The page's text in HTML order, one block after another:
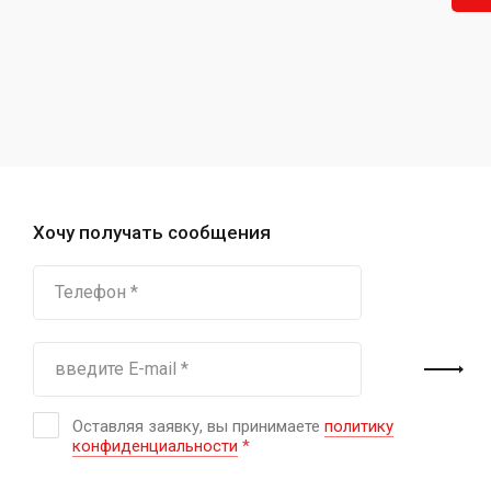
Хочу получать сообщения
Оставляя заявку, вы принимаете политику
конфиденциальности *